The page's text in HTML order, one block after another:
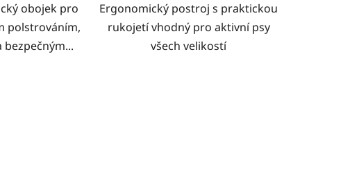
obojek pro
polstrováním,
Ergonomický postroj s praktickou
rukojetí vhodný pro aktivní psy
všech velikostí